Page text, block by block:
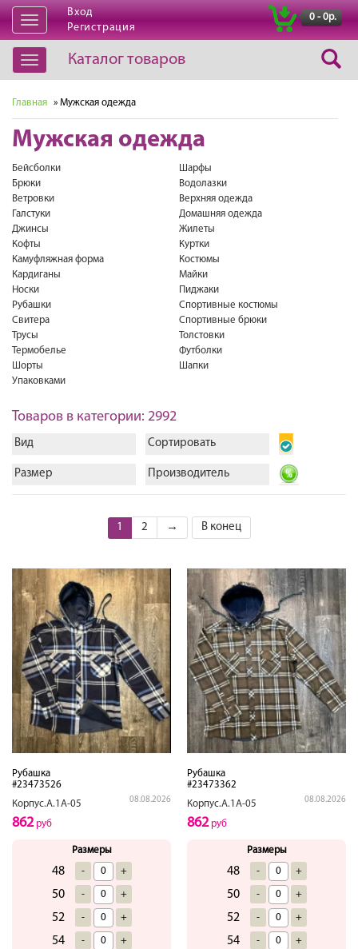
Открыть
навигацию
Вход
Регистрация
0 - 0р.
Открыть
навигацию
Каталог товаров
Главная » Мужская одежда
Мужская одежда
Бейсболки
Шарфы
Брюки
Водолазки
Ветровки
Верхняя одежда
Галстуки
Домашняя одежда
Джинсы
Жилеты
Кофты
Куртки
Камуфляжная форма
Костюмы
Кардиганы
Майки
Носки
Пиджаки
Рубашки
Спортивные костюмы
Свитера
Спортивные брюки
Трусы
Толстовки
Термобелье
Футболки
Шорты
Шапки
Упаковками
Товаров в категории: 2992
Вид Сортировать
Размер Производитель
1 2 → В конец
Рубашка
#23473526
Корпус.А.1А-05
08.08.2026
862руб
Размеры
48 - +
50 - +
52 - +
54 - +
Рубашка
#23473362
Корпус.А.1А-05
08.08.2026
862руб
Размеры
48 - +
50 - +
52 - +
54 - +